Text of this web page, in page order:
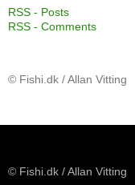
RSS - Posts
RSS - Comments
© Fishi.dk / Allan Vitting
© Fishi.dk / Allan Vitting